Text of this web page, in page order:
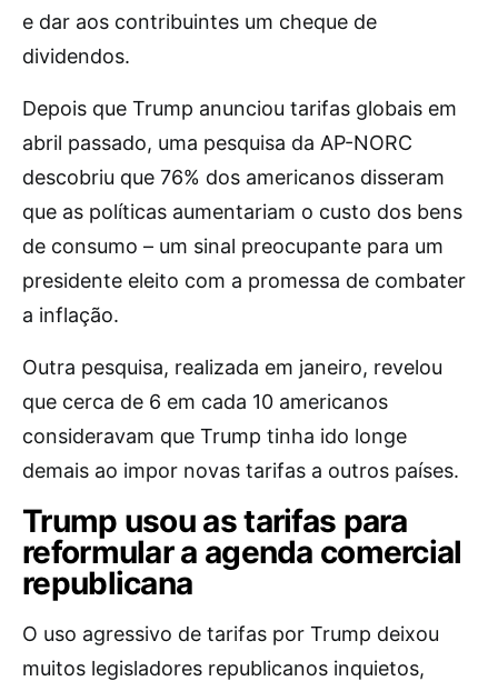
e dar aos contribuintes um cheque de
dividendos.
Depois que Trump anunciou tarifas globais em
abril passado, uma pesquisa da AP-NORC
descobriu que 76% dos americanos disseram
que as políticas aumentariam o custo dos bens
de consumo – um sinal preocupante para um
presidente eleito com a promessa de combater
a inflação.
Outra pesquisa, realizada em janeiro, revelou
que cerca de 6 em cada 10 americanos
consideravam que Trump tinha ido longe
demais ao impor novas tarifas a outros países.
Trump usou as tarifas para
reformular a agenda comercial
republicana
O uso agressivo de tarifas por Trump deixou
muitos legisladores republicanos inquietos,